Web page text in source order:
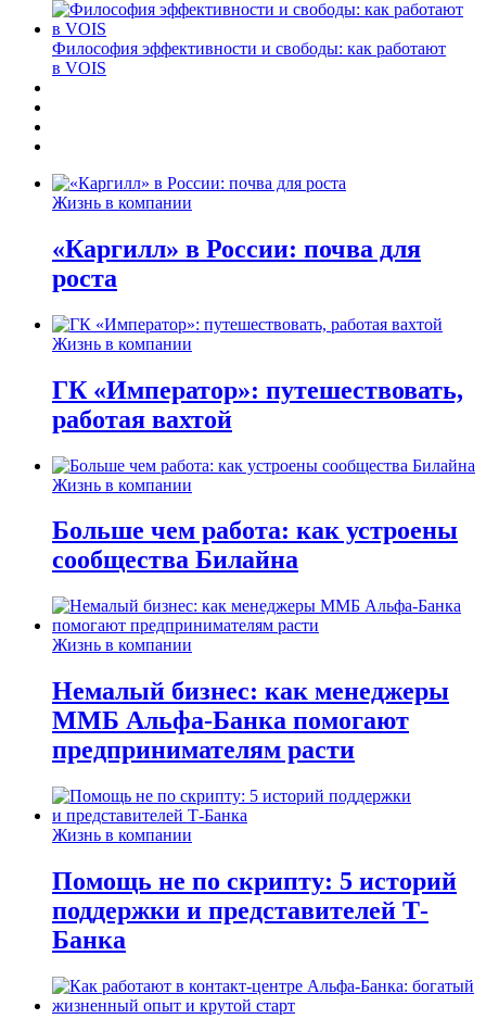
Философия эффективности и свободы: как работают
в VOIS
Жизнь в компании
«Каргилл» в России: почва для
роста
Жизнь в компании
ГК «Император»: путешествовать,
работая вахтой
Жизнь в компании
Больше чем работа: как устроены
сообщества Билайна
Жизнь в компании
Немалый бизнес: как менеджеры
ММБ Альфа-Банка помогают
предпринимателям расти
Жизнь в компании
Помощь не по скрипту: 5 историй
поддержки и представителей Т-
Банка